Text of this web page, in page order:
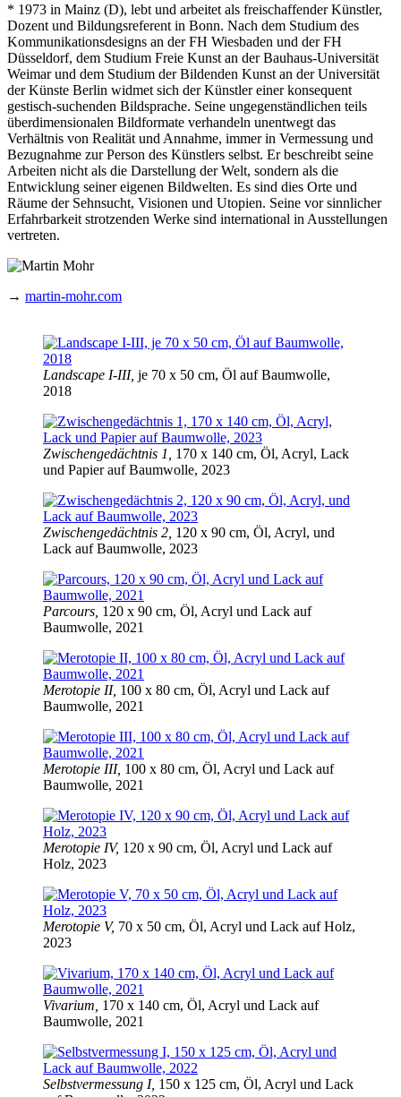
* 1973 in Mainz (D), lebt und arbeitet als freischaffender Künstler,
Dozent und Bildungsreferent in Bonn. Nach dem Studium des
Kommunikationsdesigns an der FH Wiesbaden und der FH
Düsseldorf, dem Studium Freie Kunst an der Bauhaus-Universität
Weimar und dem Studium der Bildenden Kunst an der Universität
der Künste Berlin widmet sich der Künstler einer konsequent
gestisch-suchenden Bildsprache. Seine ungegenständlichen teils
überdimensionalen Bildformate verhandeln unentwegt das
Verhältnis von Realität und Annahme, immer in Vermessung und
Bezugnahme zur Person des Künstlers selbst. Er beschreibt seine
Arbeiten nicht als die Darstellung der Welt, sondern als die
Entwicklung seiner eigenen Bildwelten. Es sind dies Orte und
Räume der Sehnsucht, Visionen und Utopien. Seine vor sinnlicher
Erfahrbarkeit strotzenden Werke sind international in Ausstellungen
vertreten.
→ martin-mohr.com
Landscape I-III, je 70 x 50 cm, Öl auf Baumwolle,
2018
Zwischengedächtnis 1,
170 x 140 cm, Öl, Acryl, Lack
und Papier auf Baumwolle, 2023
Zwischengedächtnis 2, 120 x 90 cm, Öl, Acryl, und
Lack auf Baumwolle, 2023
Parcours, 120 x 90 cm, Öl, Acryl und Lack auf
Baumwolle, 2021
Merotopie II, 100 x 80 cm, Öl, Acryl und Lack auf
Baumwolle, 2021
Merotopie III, 100 x 80 cm, Öl, Acryl und Lack auf
Baumwolle, 2021
Merotopie IV, 120 x 90 cm, Öl, Acryl und Lack auf
Holz, 2023
Merotopie V, 70 x 50 cm, Öl, Acryl und Lack auf Holz,
2023
Vivarium, 170 x 140 cm, Öl, Acryl und Lack auf
Baumwolle, 2021
Selbstvermessung I, 150 x 125 cm, Öl, Acryl und Lack